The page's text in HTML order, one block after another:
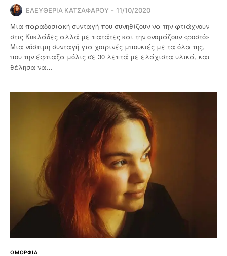
ΕΛΕΥΘΕΡΙΑ ΚΑΤΣΑΦΑΡΟΥ 11/10/2020
Μια παραδοσιακή συνταγή που συνηθίζουν να την φτιάχνουν
στις Κυκλάδες αλλά με πατάτες και την ονομάζουν «ροστό»
Μια νόστιμη συνταγή για χοιρινές μπουκιές με τα όλα της,
που την έφτιαξα μόλις σε 30 λεπτά με ελάχιστα υλικά, και
θέλησα να…
ΟΜΟΡΦΙΑ